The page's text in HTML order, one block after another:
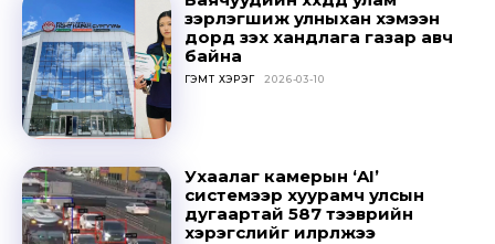
зэрлэгшиж улныхан хэмээн
дорд үзэх хандлага газар авч
байна
ГЭМТ ХЭРЭГ 2026-03-10
Ухаалаг камерын ‘AI’
системээр хуурамч улсын
дугаартай 587 тээврийн
хэрэгслийг илрүүлжээ